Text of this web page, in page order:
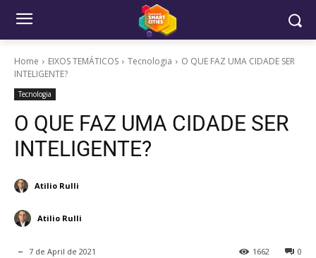
Home EIXOS TEMÁTICOS Tecnologia
O QUE FAZ UMA CIDADE SER
INTELIGENTE?
Tecnologia
O QUE FAZ UMA CIDADE SER
INTELIGENTE?
Atilio Rulli
Atilio Rulli
7 de April de 2021 0
1662